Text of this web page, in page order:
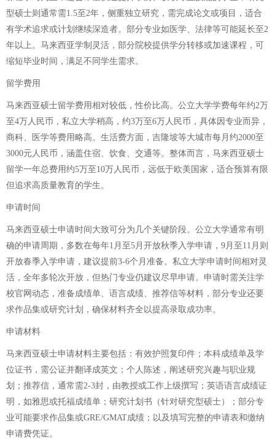
型硕士则通常需1.5至2年，侧重独立研究，需完成论文或项目，适合
有学术追求或计划继续深造者。部分专业如医学、法律等可能延长至2
年以上。马来西亚学制灵活，部分院校提供学分转移或加速课程，可
缩短毕业时间，满足不同学生需求。
留学费用
马来西亚硕士留学费用相对较低，性价比高。公立大学学费每年约2万
至4万人民币，私立大学稍高，约3万至6万人民币，具体因专业而异，
商科、医学等费用略高。生活费方面，吉隆坡等大城市每月约2000至
3000元人民币，涵盖住宿、饮食、交通等。整体而言，马来西亚硕士
留学一年总费用约5万至10万人民币，远低于欧美国家，适合预算有限
但追求高质量教育的学生。
申请时间
马来西亚硕士申请时间大致可分为几个关键阶段。公立大学通常有明
确的申请周期，多数在每年1月至5月开放秋季入学申请，9月至11月则
开放春季入学申请，建议提前3-6个月准备。私立大学申请时间相对灵
活，全年多轮次开放，但热门专业仍建议尽早申请。申请时需关注学
校官网动态，准备成绩单、语言成绩、推荐信等材料，部分专业还要
求作品集或研究计划，确保材料齐全以提高录取成功率。
申请材料
马来西亚硕士申请材料主要包括：有效护照复印件；本科成绩单及学
位证书，需公证并翻译成英文；个人陈述，阐述研究兴趣与职业规
划；推荐信，通常需2-3封，由教授或工作上级撰写；英语语言成绩证
明，如雅思或托福成绩单；研究计划书（针对研究型硕士）；部分专
业可能要求作品集或GRE/GMAT成绩；以及填写完整的申请表和缴纳
申请费凭证。